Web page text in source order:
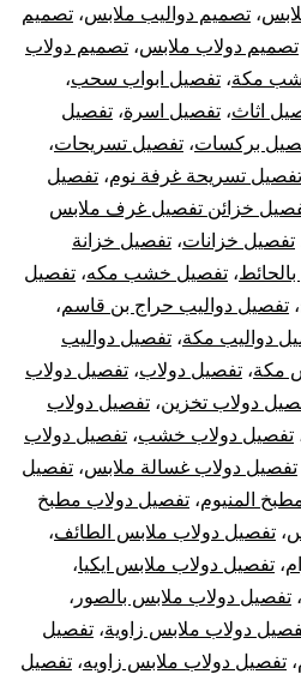
، تصميم دواليب ملابس، تصميم
تصميم دولاب ملابس، تصميم دولاب
مكة، تفصيل ابواب سحب،
اثاث، تفصيل اسرة، تفصيل
بركسات، تفصيل تسريحات،
تفصيل تسريحة غرفة نوم، تفصيل
خزائن تفصيل غرف ملابس
تفصيل خزانات، تفصيل خزانة
، تفصيل خشب مكه، تفصيل
، تفصيل دواليب حراج بن قاسم،
دواليب مكة، تفصيل دواليب
مكة، تفصيل دولاب، تفصيل دولاب
دولاب تخزين، تفصيل دولاب
تفصيل دولاب خشب، تفصيل دولاب
تفصيل دولاب غسالة ملابس، تفصيل
المنيوم، تفصيل دولاب مطبخ
، تفصيل دولاب ملابس الطائف،
، تفصيل دولاب ملابس ايكيا،
، تفصيل دولاب ملابس بالصور ،
دولاب ملابس زاوية، تفصيل
، تفصيل دولاب ملابس زاويه، تفصيل